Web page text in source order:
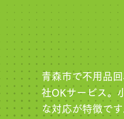
青森市で不用品
社OKサービス。
な対応が特徴で